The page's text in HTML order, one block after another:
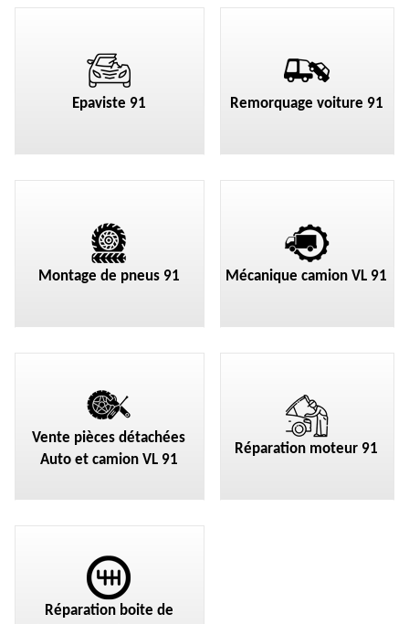
Epaviste 91 Remorquage voiture 91
Montage de pneus 91 Mécanique camion VL 91
Vente pièces détachées
Auto et camion VL 91
Réparation moteur 91
Réparation boite de